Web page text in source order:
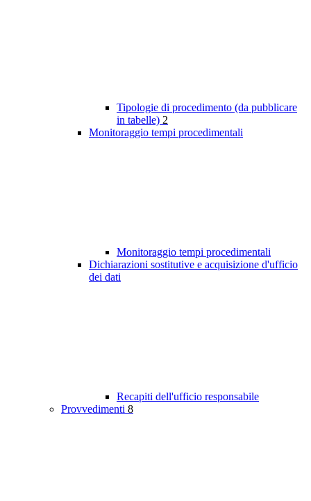
Tipologie di procedimento (da pubblicare
in tabelle) 2
Monitoraggio tempi procedimentali
Monitoraggio tempi procedimentali
Dichiarazioni sostitutive e acquisizione d'ufficio
dei dati
Recapiti dell'ufficio responsabile
Provvedimenti 8